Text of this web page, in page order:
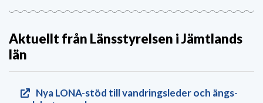
Aktuellt från Länsstyrelsen i Jämtlands
län
Nya LONA-stöd till vandringsleder och ängs-